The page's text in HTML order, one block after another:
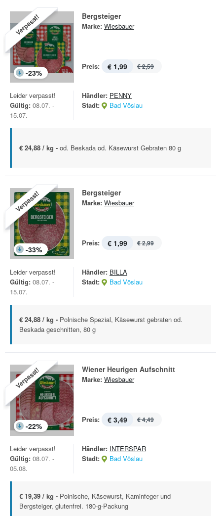
Verpasst!
-23%
Bergsteiger
Marke: Wiesbauer
Preis: € 1,99 € 2,59
Leider verpasst!
Gültig: 08.07. -
15.07.
Händler: PENNY
Stadt:
Bad Vöslau
€ 24,88 / kg - od. Beskada od. Käsewurst Gebraten 80 g
Verpasst!
-33%
Bergsteiger
Marke: Wiesbauer
Preis: € 1,99 € 2,99
Leider verpasst!
Gültig: 08.07. -
15.07.
Händler: BILLA
Stadt:
Bad Vöslau
€ 24,88 / kg - Polnische Spezial, Käsewurst gebraten od.
Beskada geschnitten, 80 g
Verpasst!
-22%
Wiener Heurigen Aufschnitt
Marke: Wiesbauer
Preis: € 3,49 € 4,49
Leider verpasst!
Gültig: 08.07. -
05.08.
Händler: INTERSPAR
Stadt:
Bad Vöslau
€ 19,39 / kg - Polnische, Käsewurst, Kaminfeger und
Bergsteiger, glutenfrei. 180-g-Packung